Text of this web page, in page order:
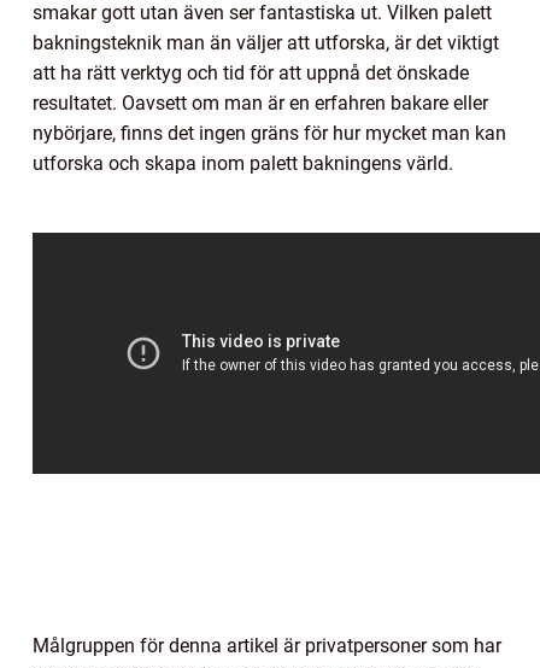
smakar gott utan även ser fantastiska ut. Vilken palett
bakningsteknik man än väljer att utforska, är det viktigt
att ha rätt verktyg och tid för att uppnå det önskade
resultatet. Oavsett om man är en erfahren bakare eller
nybörjare, finns det ingen gräns för hur mycket man kan
utforska och skapa inom palett bakningens värld.
Målgruppen för denna artikel är privatpersoner som har